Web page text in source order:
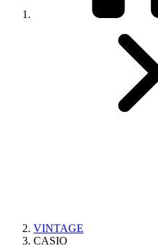
VINTAGE
CASIO